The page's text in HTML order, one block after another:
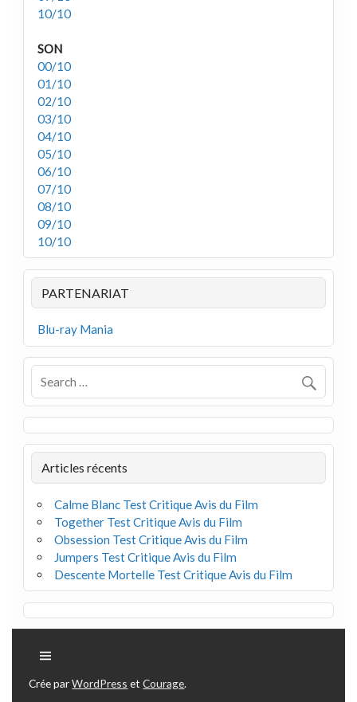
10/10
SON
00/10
01/10
02/10
03/10
04/10
05/10
06/10
07/10
08/10
09/10
10/10
PARTENARIAT
Blu-ray Mania
Articles récents
Calme Blanc Test Critique Avis du Film
Together Test Critique Avis du Film
Obsession Test Critique Avis du Film
Jumpers Test Critique Avis du Film
Descente Mortelle Test Critique Avis du Film
Crée parWordPress etCourage.